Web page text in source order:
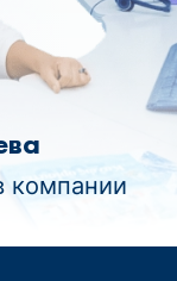
компании